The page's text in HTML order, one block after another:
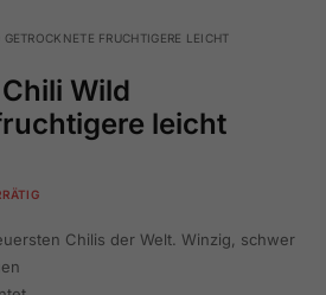
FRUCHTIGERE LEICHT
Wild
leicht
Chilis der Welt. Winzig, schwer